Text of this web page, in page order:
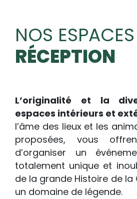
NOS
RÉCEPTION
L’originalité et la
espaces intérieurs et
l’âme des lieux et les
proposées, vous
d’organiser un
totalement unique et
de la grande Histoire de
un domaine de légende.